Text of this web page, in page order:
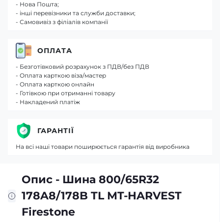
Опис - Шина 800/65R32
178A8/178B TL MT-HARVEST
Firestone
- Нова Пошта;
- інші перевізники та служби доставки;
- Самовивіз з філіалів компанії
ОПЛАТА
- Безготівковий розрахунок з ПДВ/без ПДВ
- Оплата карткою віза/мастер
- Оплата карткою онлайн
- Готівкою при отриманні товару
- Накладений платіж
ГАРАНТІЇ
На всі наші товари поширюється гарантія від виробника